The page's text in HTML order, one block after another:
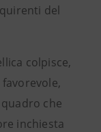
del
colpisce,
che
inchiesta